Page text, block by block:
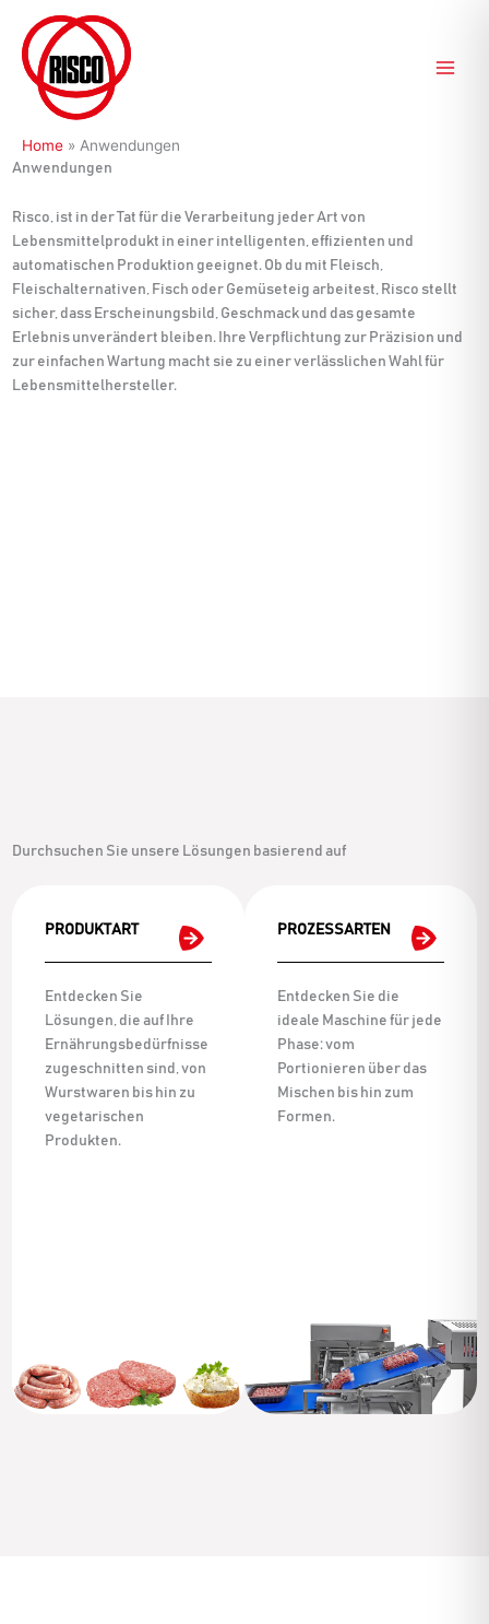
Inhalt
springen
Home » Anwendungen
Anwendungen
Risco, ist in der Tat für die Verarbeitung jeder Art von
Lebensmittelprodukt in einer intelligenten, effizienten und
automatischen Produktion geeignet. Ob du mit Fleisch,
Fleischalternativen, Fisch oder Gemüseteig arbeitest, Risco stellt
sicher, dass Erscheinungsbild, Geschmack und das gesamte
Erlebnis unverändert bleiben. Ihre Verpflichtung zur Präzision und
zur einfachen Wartung macht sie zu einer verlässlichen Wahl für
Lebensmittelhersteller.
Durchsuchen Sie unsere Lösungen basierend auf
PRODUKTART
Entdecken Sie
Lösungen, die auf Ihre
Ernährungsbedürfnisse
zugeschnitten sind, von
Wurstwaren bis hin zu
vegetarischen
Produkten.
PROZESSARTEN
Entdecken Sie die
ideale Maschine für jede
Phase: vom
Portionieren über das
Mischen bis hin zum
Formen.